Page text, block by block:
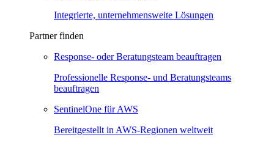
Integrierte, unternehmensweite Lösungen
Partner finden
Response- oder Beratungsteam beauftragen
Professionelle Response- und Beratungsteams
beauftragen
SentinelOne für AWS
Bereitgestellt in AWS-Regionen weltweit